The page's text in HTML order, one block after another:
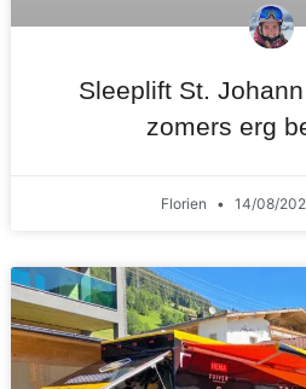
Sleeplift St.
zomers erg
Florien 14/08/